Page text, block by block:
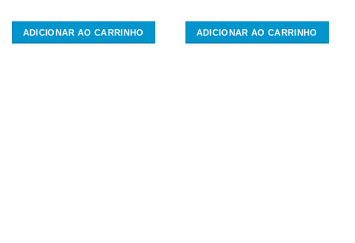
ADICIONAR AO CARRINHO ADICIONAR AO CARRINHO